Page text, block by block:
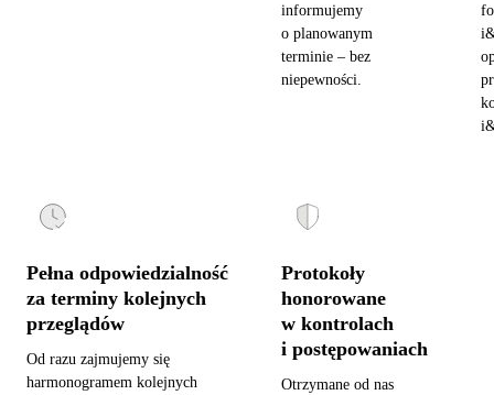
informujemy
o planowanym
terminie – bez
niepewności.
Pełna odpowiedzialność
za terminy kolejnych
przeglądów
Od razu zajmujemy się
harmonogramem kolejnych
Protokoły
honorowane
w kontrolach
i postępowaniach
Otrzymane od nas